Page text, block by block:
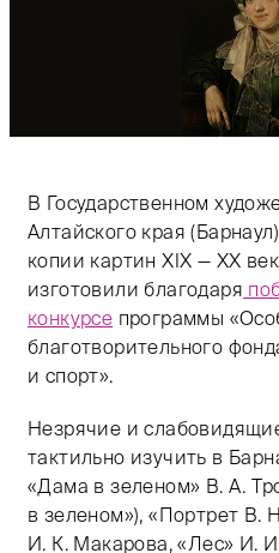
В Государственном
Алтайского края
копии картин XIX — XX
изготовили благодаря
конкурсе программы
благотворительного
и спорт».
Незрячие и
тактильно изучить в
«Дама в зеленом» В. А.
в зеленом»), «Портрет В.
И. К. Макарова, «Лес» И.